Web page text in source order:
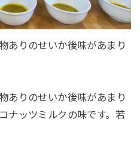
ありのせいか後味があまり
ありのせいか後味があまり
ナッツミルクの味です。若